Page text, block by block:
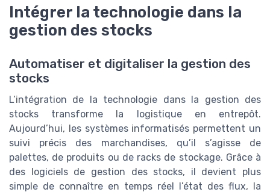
Intégrer la technologie dans la
gestion des stocks
Automatiser et digitaliser la gestion des
stocks
L’intégration de la technologie dans la gestion des
stocks transforme la logistique en entrepôt.
Aujourd’hui, les systèmes informatisés permettent un
suivi précis des marchandises, qu’il s’agisse de
palettes, de produits ou de racks de stockage. Grâce à
des logiciels de gestion des stocks, il devient plus
simple de connaître en temps réel l’état des flux, la